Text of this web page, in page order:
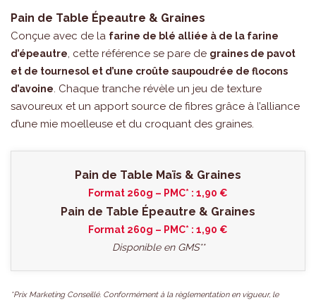
Pain de Table Épeautre & Graines
Conçue avec de la farine de blé alliée à de la farine
d’épeautre, cette référence se pare de graines de pavot
et de tournesol et d’une croûte saupoudrée de flocons
d’avoine. Chaque tranche révèle un jeu de texture
savoureux et un apport source de fibres grâce à l’alliance
d’une mie moelleuse et du croquant des graines.
Pain de Table Maïs & Graines
Format 260g – PMC* : 1,90 €
Pain de Table Épeautre & Graines
Format 260g – PMC* : 1,90 €
Disponible en GMS**
*Prix Marketing Conseillé. Conformément à la règlementation en vigueur, le